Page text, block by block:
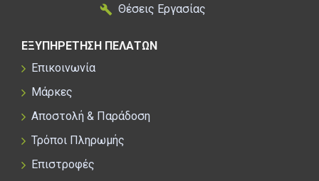
Θέσεις Εργασίας
ΕΞΥΠΗΡΕΤΗΣΗ ΠΕΛΑΤΩΝ
Επικοινωνία
Μάρκες
Αποστολή & Παράδοση
Τρόποι Πληρωμής
Επιστροφές